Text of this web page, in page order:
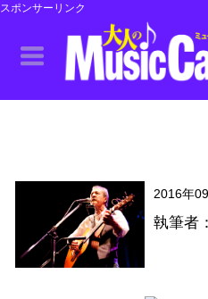
スポンサーリンク
2016年
執筆者